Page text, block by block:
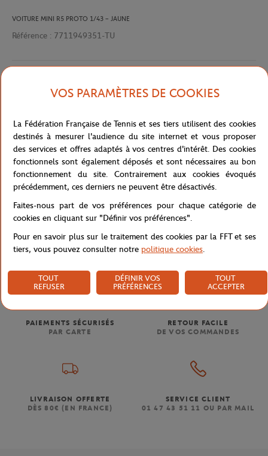
VOITURE MINI R5 PROTO 1/43 – JAUNE
Référence : 7711949351-TU
Caractéristiques
Livraison et retours
Boutique Concession VOITURE MINI R5 PROTO 1/
PAIEMENTS SÉCURISÉS
PAR CARTE
RETOUR FACILE
DE VOS COMMANDES
LIVRAISON OFFERTE
DÈS 80€ (EN FRANCE)
SERVICE CLIENT
01 47 43 51 11 OU PAR MAIL
VOS PARAMÈTRES DE COOKIES
La Fédération Française de Tennis et ses tiers utilisent des cookies
destinés à mesurer l'audience du site internet et vous proposer
des services et offres adaptés à vos centres d'intérêt. Des cookies
fonctionnels sont également déposés et sont nécessaires au bon
fonctionnement du site. Contrairement aux cookies évoqués
précédemment, ces derniers ne peuvent être désactivés.
Faites-nous part de vos préférences pour chaque catégorie de
cookies en cliquant sur "Définir vos préférences".
Pour en savoir plus sur le traitement des cookies par la FFT et ses
tiers, vous pouvez consulter notre politique cookies.
TOUT
REFUSER
DÉFINIR VOS
PRÉFÉRENCES
TOUT
ACCEPTER